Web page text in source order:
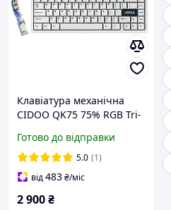
Клавіатура механічна
CIDOO QK75 75% RGB Tri-
Swap біла
Готово до відправки
5.0 (1)
від483₴/міс
2 900₴